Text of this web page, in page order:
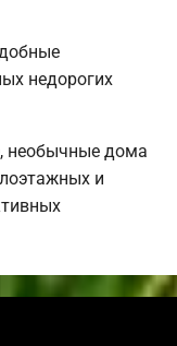
недорогих
необычные дома
и